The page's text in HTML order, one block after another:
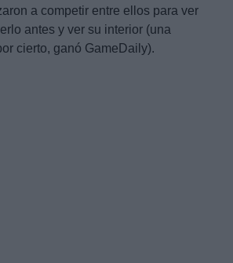
a competir entre ellos para ver
antes y ver su interior (una
cierto, ganó GameDaily).